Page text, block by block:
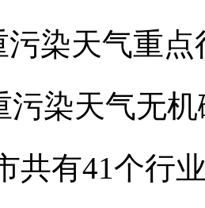
污染天气重
污染天气无
共有41个行